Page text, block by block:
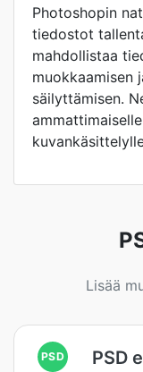
Photoshopin
tiedostot
mahdollistaa
muokkaamisen
säilyttämisen.
Lisää
PSD PSD